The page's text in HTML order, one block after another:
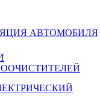
АВТОМОБИЛЯ